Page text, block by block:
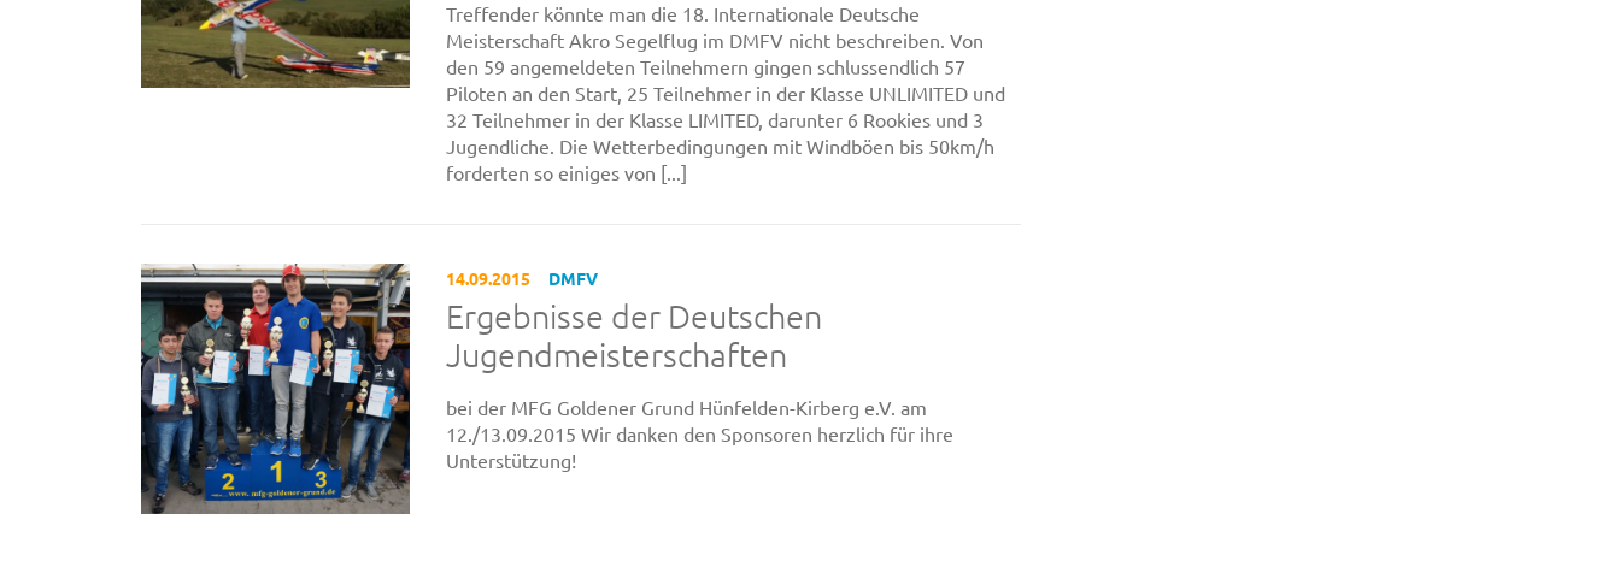
Treffender könnte man die 18. Internationale Deutsche
Meisterschaft Akro Segelflug im DMFV nicht beschreiben. Von
den 59 angemeldeten Teilnehmern gingen schlussendlich 57
Piloten an den Start, 25 Teilnehmer in der Klasse UNLIMITED und
32 Teilnehmer in der Klasse LIMITED, darunter 6 Rookies und 3
Jugendliche. Die Wetterbedingungen mit Windböen bis 50km/h
forderten so einiges von [...]
14.09.2015 DMFV
Ergebnisse der Deutschen
Jugendmeisterschaften
bei der MFG Goldener Grund Hünfelden-Kirberg e.V. am
12./13.09.2015 Wir danken den Sponsoren herzlich für ihre
Unterstützung!